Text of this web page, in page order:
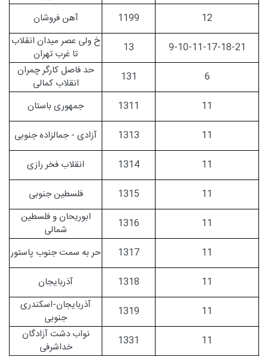
12
1199
آهن فروشان
9-10-11-17-18-21
13
خ ولی عصر میدان انقلاب
تا غرب تهران
6
131
حد فاصل کارگر چمران
انقلاب کمالی
11
1311
جمهوری باستان
11
1313
آزادی - جمالزاده جنوبی
11
1314
انقلاب فخر رازی
11
1315
فلسطین جنوبی
11
1316
ابوریحان و فلسطین
شمالی
11
1317
حر به سمت جنوب پاستور
11
1318
آذربایجان
11
1319
آذربایجان-اسکندری
جنوبی
11
1331
نواب دشت آزادگان
خداشرفی